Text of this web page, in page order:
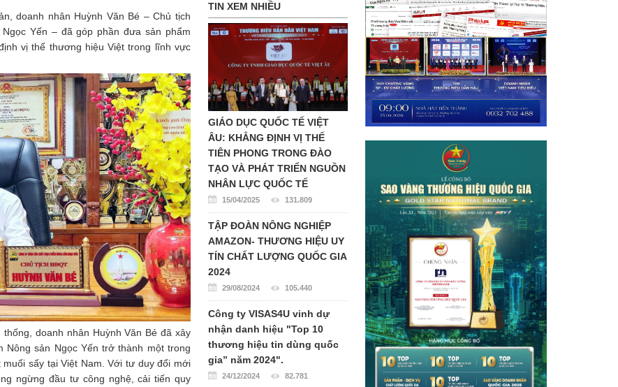
doanh nhân Huỳnh Văn Bé – Chủ tịch
Yến – đã góp phần đưa sản phẩm
vị thế thương hiệu Việt trong lĩnh vực
doanh nhân Huỳnh Văn Bé đã xây
Nông sản Ngọc Yến trở thành một trong
sấy tại Việt Nam. Với tư duy đổi mới
ngừng đầu tư công nghệ, cải tiến quy
TIN XEM NHIỀU
GIÁO DỤC QUỐC TẾ VIỆT
ÂU: KHẲNG ĐỊNH VỊ THẾ
TIÊN PHONG TRONG ĐÀO
TẠO VÀ PHÁT TRIỂN NGUỒN
NHÂN LỰC QUỐC TẾ
15/04/2025 131.809
TẬP ĐOÀN NÔNG NGHIỆP
AMAZON- THƯƠNG HIỆU UY
TÍN CHẤT LƯỢNG QUỐC GIA
2024
29/08/2024 105.440
Công ty VISAS4U vinh dự
nhận danh hiệu "Top 10
thương hiệu tin dùng quốc
gia” năm 2024".
24/12/2024 82.781